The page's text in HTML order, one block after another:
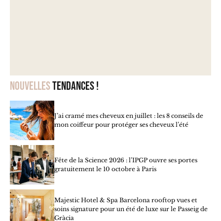
Nouvellestendances !
J’ai cramé mes cheveux en juillet : les 8 conseils de
mon coiffeur pour protéger ses cheveux l’été
Fête de la Science 2026 : l’IPGP ouvre ses portes
gratuitement le 10 octobre à Paris
Majestic Hotel & Spa Barcelona rooftop vues et
soins signature pour un été de luxe sur le Passeig de
Gràcia